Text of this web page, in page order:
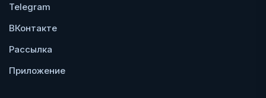
Telegram
ВКонтакте
Рассылка
Приложение